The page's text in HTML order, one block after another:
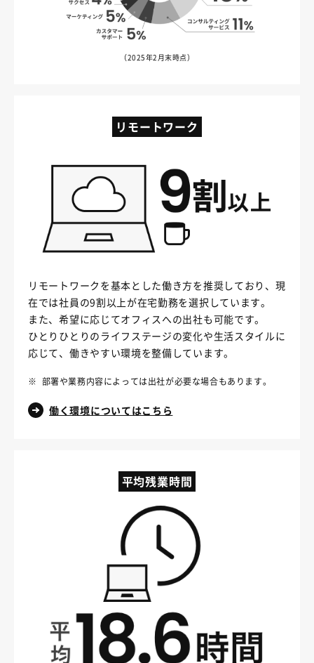
（2025年2月末時点）
リモートワーク
リモートワークを基本とした働き方を推奨しており、現
在では社員の9割以上が在宅勤務を選択しています。
また、希望に応じてオフィスへの出社も可能です。
ひとりひとりのライフステージの変化や生活スタイルに
応じて、働きやすい環境を整備しています。
※ 部署や業務内容によっては出社が必要な場合もあります。
働く環境についてはこちら
平均残業時間